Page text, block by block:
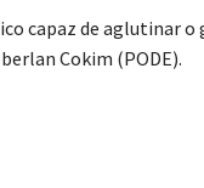
capaz de aglutinar
Cokim (PODE).